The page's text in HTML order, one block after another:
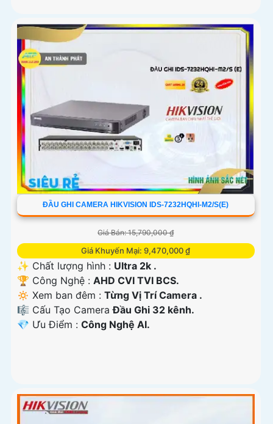
ĐẦU GHI CAMERA HIKVISION IDS-7232HQHI-M2/S(E)
Giá Bán: 15,790,000 ₫
Giá Khuyến Mại: 9,470,000 ₫
✨ Chất lượng hình : Ultra 2k .
🏆 Công Nghệ : AHD CVI TVI BCS.
🔅 Xem ban đêm : Từng Vị Trí Camera .
🎼️ Cấu Tạo CameraĐầu Ghi 32 kênh.
️💎 Ưu Điểm : Công Nghệ AI.